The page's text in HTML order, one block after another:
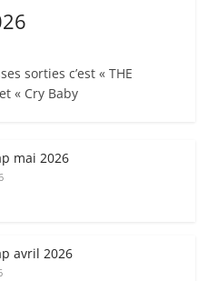
sorties c’est « THE
et « Cry Baby
mai 2026
avril 2026